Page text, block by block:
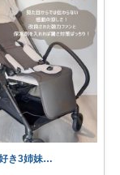
美容好き3姉妹ママのおすすめ ｜aya